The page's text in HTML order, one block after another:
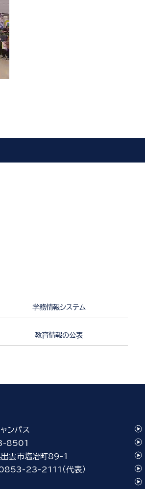
学務情報システム
教育情報の公表
ンパス
8501
出雲市塩冶町89-1
23-2111（代表）